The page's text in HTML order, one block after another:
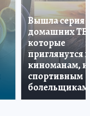
Вышла серия
домашних ТВ,
которые
приглянутся и
киноманам, и
спортивным
болельщикам